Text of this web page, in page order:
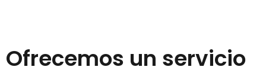
Ofrecemos un servicio